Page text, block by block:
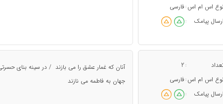
نوع اس ام اس : فارسی
ارسال پیامک
:
:
2
نوع اس ام اس : فارسی
ارسال پیامک
:
آنان که غمار عشق را می بازند / در سینه بنای
جهان به فاطمه می نازند